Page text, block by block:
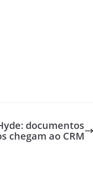
documentos
chegam ao CRM